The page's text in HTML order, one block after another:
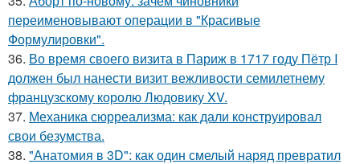
переименовывают операции в "Красивые
Формулировки".
36. Во время своего визита в Париж в 1717 году Пётр I
должен был нанести визит вежливости семилетнему
французскому королю Людовику XV.
37. Механика сюрреализма: как дали конструировал
свои безумства.
38. "Анатомия в 3D": как один смелый наряд превратил